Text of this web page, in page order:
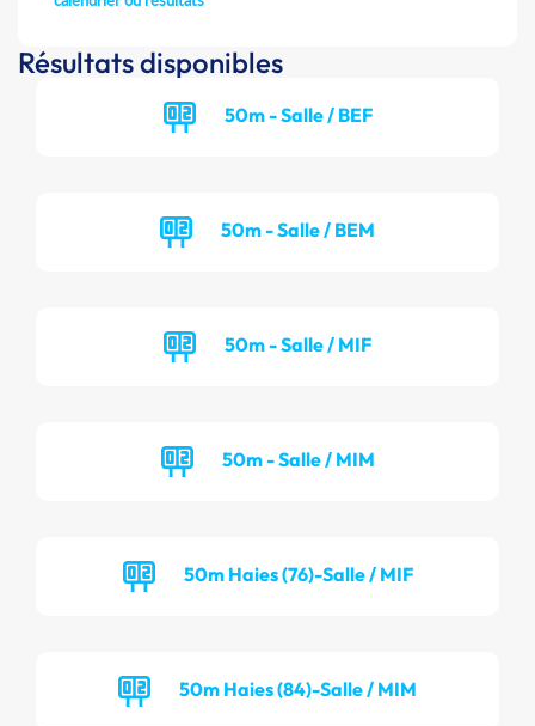
Résultats disponibles
50m - Salle / BEF
50m - Salle / BEM
50m - Salle / MIF
50m - Salle / MIM
50m Haies (76)-Salle / MIF
50m Haies (84)-Salle / MIM